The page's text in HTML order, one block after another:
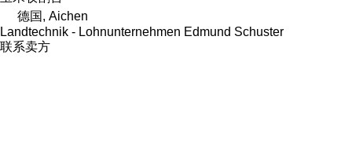
德国, Aichen
Landtechnik - Lohnunternehmen Edmund Schuster
联系卖方